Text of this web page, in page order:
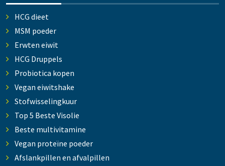
HCG dieet
MSM poeder
Erwten eiwit
HCG Druppels
Probiotica kopen
Vegan eiwitshake
Stofwisselingkuur
Top 5 Beste Visolie
Beste multivitamine
Vegan proteïne poeder
Afslankpillen en afvalpillen